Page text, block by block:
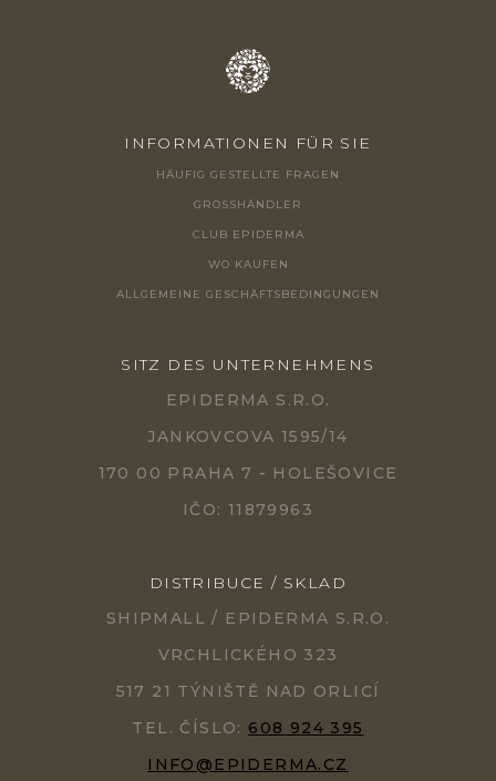
INFORMATIONEN FÜR SIE
HÄUFIG GESTELLTE FRAGEN
GROSSHÄNDLER
CLUB EPIDERMA
WO KAUFEN
ALLGEMEINE GESCHÄFTSBEDINGUNGEN
SITZ DES UNTERNEHMENS
EPIDERMA S.R.O.
JANKOVCOVA 1595/14
170 00 PRAHA 7 - HOLEŠOVICE
IČO: 11879963
DISTRIBUCE / SKLAD
SHIPMALL / EPIDERMA S.R.O.
VRCHLICKÉHO 323
517 21 TÝNIŠTĚ NAD ORLICÍ
TEL. ČÍSLO: 608 924 395
INFO@EPIDERMA.CZ